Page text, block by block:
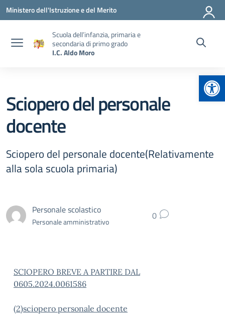
Vai ai contenuti
Vai al menu di navigazione
Vai al footer
Ministero dell'Istruzione e del Merito
Scuola dell’infanzia, primaria e
secondaria di primo grado
I.C. Aldo Moro
Sciopero del personale
docente
Sciopero del personale docente(Relativamente
alla sola scuola primaria)
Personale scolastico
Personale amministrativo 0
SCIOPERO BREVE A PARTIRE DAL
0605.2024.0061586
(2)sciopero personale docente